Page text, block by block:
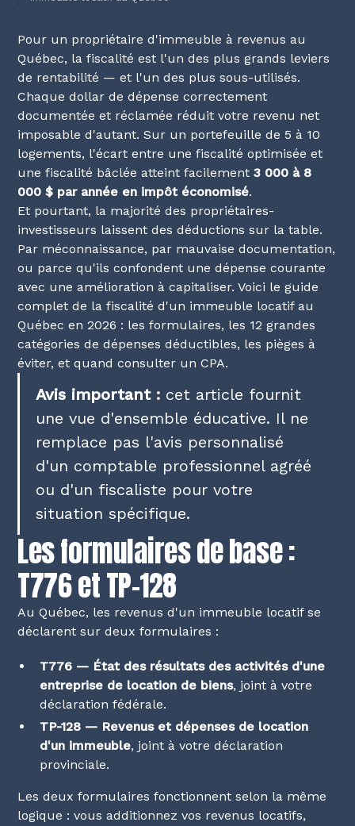
Pour un propriétaire d'immeuble à revenus au
Québec, la fiscalité est l'un des plus grands leviers
de rentabilité — et l'un des plus sous-utilisés.
Chaque dollar de dépense correctement
documentée et réclamée réduit votre revenu net
imposable d'autant. Sur un portefeuille de 5 à 10
logements, l'écart entre une fiscalité optimisée et
une fiscalité bâclée atteint facilement3 000 à 8
000 $ par année en impôt économisé.
Et pourtant, la majorité des propriétaires-
investisseurs laissent des déductions sur la table.
Par méconnaissance, par mauvaise documentation,
ou parce qu'ils confondent une dépense courante
avec une amélioration à capitaliser. Voici le guide
complet de la fiscalité d'un immeuble locatif au
Québec en 2026 : les formulaires, les 12 grandes
catégories de dépenses déductibles, les pièges à
éviter, et quand consulter un CPA.
Avis important : cet article fournit
une vue d'ensemble éducative. Il ne
remplace pas l'avis personnalisé
d'un comptable professionnel agréé
ou d'un fiscaliste pour votre
situation spécifique.
Les formulaires de base :
T776 et TP-128
Au Québec, les revenus d'un immeuble locatif se
déclarent sur deux formulaires :
T776 — État des résultats des activités d'une
entreprise de location de biens, joint à votre
déclaration fédérale.
TP-128 — Revenus et dépenses de location
d'un immeuble, joint à votre déclaration
provinciale.
Les deux formulaires fonctionnent selon la même
logique : vous additionnez vos revenus locatifs,